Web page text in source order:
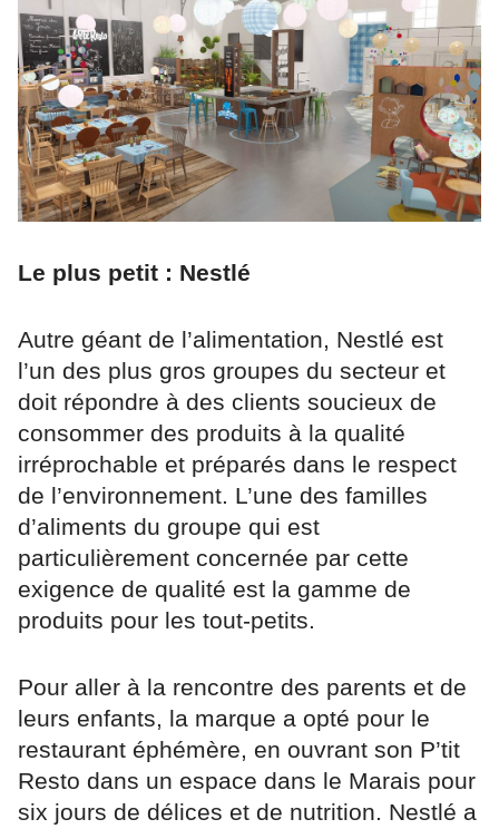
Le plus petit : Nestlé
Autre géant de l’alimentation, Nestlé est
l’un des plus gros groupes du secteur et
doit répondre à des clients soucieux de
consommer des produits à la qualité
irréprochable et préparés dans le respect
de l’environnement. L’une des familles
d’aliments du groupe qui est
particulièrement concernée par cette
exigence de qualité est la gamme de
produits pour les tout-petits.
Pour aller à la rencontre des parents et de
leurs enfants, la marque a opté pour le
restaurant éphémère, en ouvrant son P’tit
Resto dans un espace dans le Marais pour
six jours de délices et de nutrition. Nestlé a